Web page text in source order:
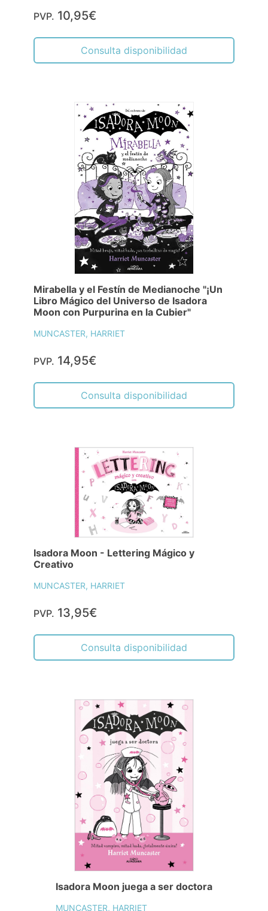
PVP. 10,95€
Consulta disponibilidad
Mirabella y el Festín de Medianoche "¡Un
Libro Mágico del Universo de Isadora
Moon con Purpurina en la Cubier"
MUNCASTER, HARRIET
PVP. 14,95€
Consulta disponibilidad
Isadora Moon - Lettering Mágico y
Creativo
MUNCASTER, HARRIET
PVP. 13,95€
Consulta disponibilidad
Isadora Moon juega a ser doctora
MUNCASTER, HARRIET